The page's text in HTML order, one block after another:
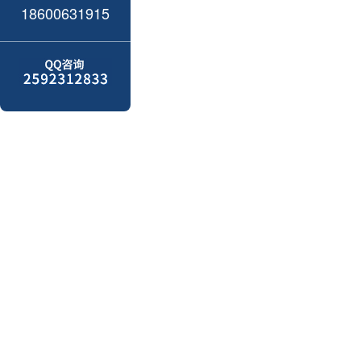
18600631915